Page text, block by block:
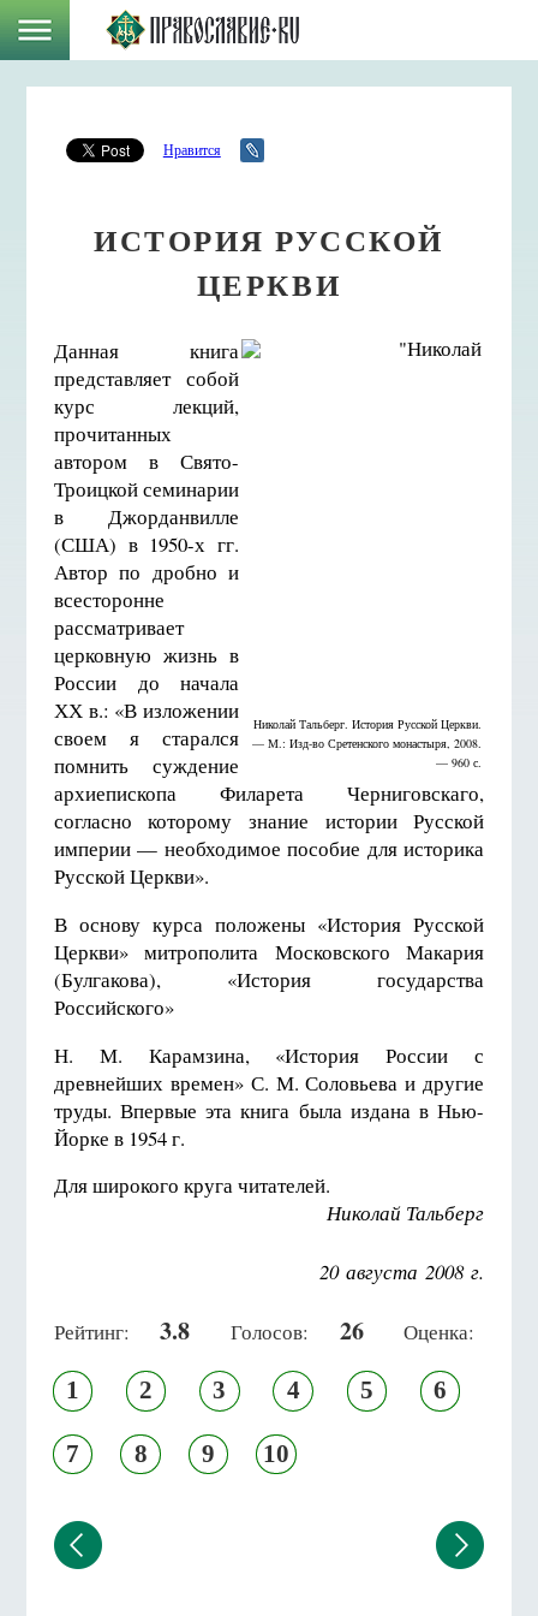
Нравится
ИСТОРИЯ РУССКОЙ
ЦЕРКВИ
Николай Тальберг. История Русской Церкви.
— М.: Изд-во Сретенского монастыря, 2008.
— 960 с.
Данная книга
представляет собой
курс лекций,
прочитанных
автором в Свято-
Троицкой семинарии
в Джорданвилле
(США) в 1950-х гг.
Автор по дробно и
всесторонне
рассматривает
церковную жизнь в
России до начала
ХХ в.: «В изложении
своем я старался
помнить суждение
архиепископа Филарета Черниговскаго,
согласно которому знание истории Русской
империи — необходимое пособие для историка
Русской Церкви».
В основу курса положены «История Русской
Церкви» митрополита Московского Макария
(Булгакова), «История государства
Российского»
Н. М. Карамзина, «История России с
древнейших времен» С. М. Соловьева и другие
труды. Впервые эта книга была издана в Нью-
Йорке в 1954 г.
Для широкого круга читателей.
Николай Тальберг
20 августа 2008 г.
Рейтинг: 3.8 Голосов: 26 Оценка:
1 2 3 4 5 6
7 8 9 10